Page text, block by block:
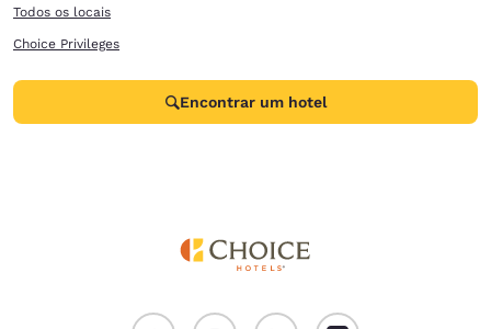
Todos os locais
Choice Privileges
Encontrar um hotel